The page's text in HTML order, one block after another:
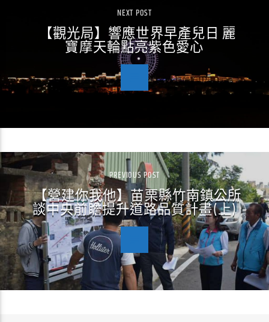
NEXT POST
【觀光局】響應世界早產兒日 麗
寶摩天輪點亮紫色愛心
PREVIOUS POST
【營建你我他】苗栗縣竹南鎮公所
談中央前瞻提升道路品質計畫(上)